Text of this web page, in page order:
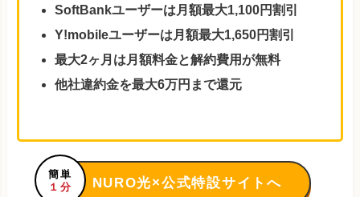
SoftBankユーザーは月額最大1,100円割引
Y!mobileユーザーは月額最大1,650円割引
最大2ヶ月は月額料金と解約費用が無料
他社違約金を最大6万円まで還元
簡単
１分
NURO光×公式特設サイトへ